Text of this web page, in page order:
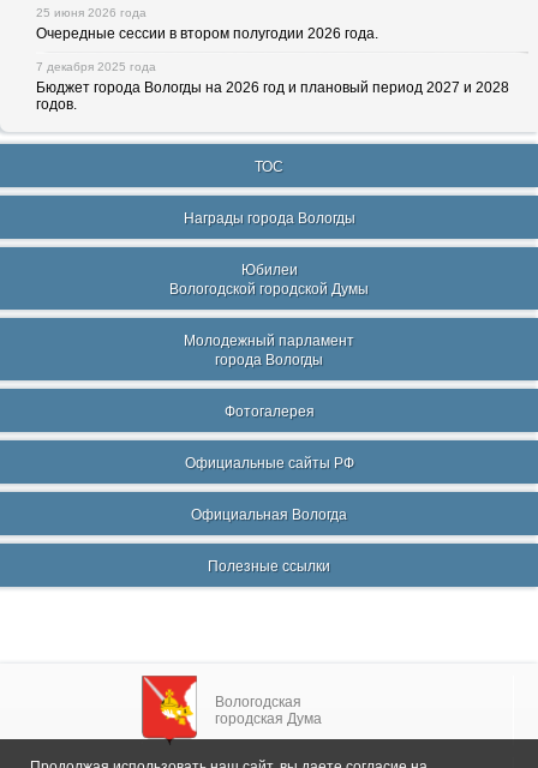
25 июня 2026 года
Очередные сессии в втором полугодии 2026 года.
7 декабря 2025 года
Бюджет города Вологды на 2026 год и плановый период 2027 и 2028
годов.
ТОС
Награды города Вологды
Юбилеи
Вологодской городской Думы
Молодежный парламент
города Вологды
Фотогалерея
Официальные сайты РФ
Официальная Вологда
Полезные ссылки
Вологодская
городская Дума